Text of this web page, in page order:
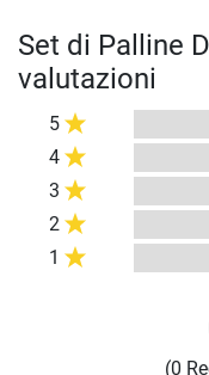
Set di Palline
valutazioni
5
4
3
2
1
(0